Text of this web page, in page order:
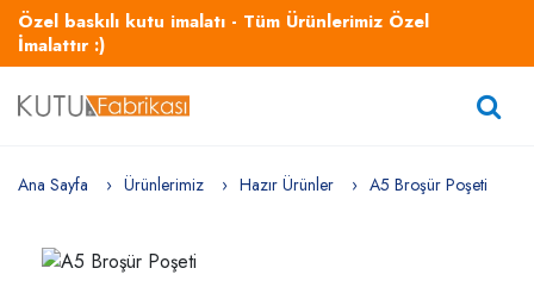
Özel baskılı kutu imalatı - Tüm Ürünlerimiz Özel
İmalattır :)
Ana Sayfa Ürünlerimiz Hazır Ürünler A5 Broşür Poşeti